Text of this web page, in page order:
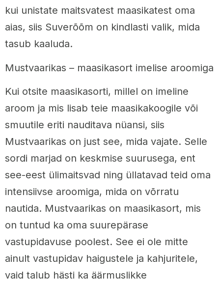
kui unistate maitsvatest maasikatest oma
aias, siis Suverõõm on kindlasti valik, mida
tasub kaaluda.
Mustvaarikas – maasikasort imelise aroomiga
Kui otsite maasikasorti, millel on imeline
aroom ja mis lisab teie maasikakoogile või
smuutile eriti nauditava nüansi, siis
Mustvaarikas on just see, mida vajate. Selle
sordi marjad on keskmise suurusega, ent
see-eest ülimaitsvad ning üllatavad teid oma
intensiivse aroomiga, mida on võrratu
nautida. Mustvaarikas on maasikasort, mis
on tuntud ka oma suurepärase
vastupidavuse poolest. See ei ole mitte
ainult vastupidav haigustele ja kahjuritele,
vaid talub hästi ka äärmuslikke